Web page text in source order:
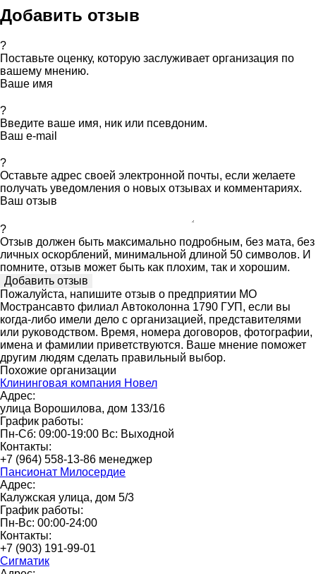
Добавить отзыв
?
Поставьте оценку, которую заслуживает организация по
вашему мнению.
Ваше имя
?
Введите ваше имя, ник или псевдоним.
Ваш e-mail
?
Оставьте адрес своей электронной почты, если желаете
получать уведомления о новых отзывах и комментариях.
Ваш отзыв
?
Отзыв должен быть максимально подробным, без мата, без
личных оскорблений, минимальной длиной 50 символов. И
помните, отзыв может быть как плохим, так и хорошим.
Пожалуйста, напишите отзыв о предприятии МО
Мострансавто филиал Автоколонна 1790 ГУП, если вы
когда-либо имели дело с организацией, представителями
или руководством. Время, номера договоров, фотографии,
имена и фамилии приветствуются. Ваше мнение поможет
другим людям сделать правильный выбор.
Похожие организации
Клининговая компания Новел
Адрес:
улица Ворошилова, дом 133/16
График работы:
Пн-Сб: 09:00-19:00 Вс: Выходной
Контакты:
+7 (964) 558-13-86 менеджер
Пансионат Милосердие
Адрес:
Калужская улица, дом 5/3
График работы:
Пн-Вс: 00:00-24:00
Контакты:
+7 (903) 191-99-01
Сигматик